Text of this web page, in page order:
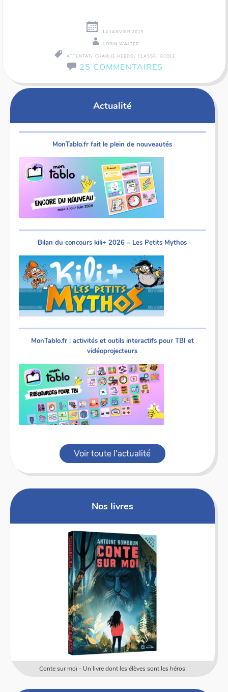
14 JANVIER 2015
LORIN WALTER
ATTENTAT, CHARLIE HEBDO, CLASSE , ÉCOLE
25 COMMENTAIRES
Actualité
MonTablo.fr fait le plein de nouveautés
Bilan du concours kili+ 2026 – Les Petits Mythos
MonTablo.fr : activités et outils interactifs pour TBI et
vidéoprojecteurs
Voir toute l'actualité
Nos livres
Conte sur moi - Un livre dont les élèves sont les héros